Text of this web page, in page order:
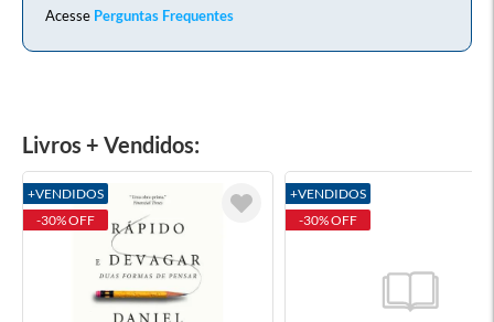
Acesse Perguntas Frequentes
Livros + Vendidos:
+VENDIDOS
-30% OFF
+VENDIDOS
-30% OFF